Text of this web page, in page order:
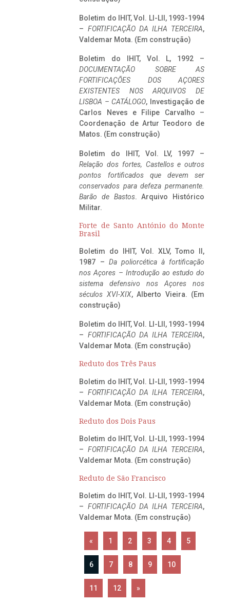
Boletim do IHIT, Vol. LI-LII, 1993-1994
– FORTIFICAÇÃO DA ILHA TERCEIRA,
Valdemar Mota. (Em construção)
Boletim do IHIT, Vol. L, 1992 –
DOCUMENTAÇÃO SOBRE AS
FORTIFICAÇÕES DOS AÇORES
EXISTENTES NOS ARQUIVOS DE
LISBOA – CATÁLOGO, Investigação de
Carlos Neves e Filipe Carvalho –
Coordenação de Artur Teodoro de
Matos. (Em construção)
Boletim do IHIT, Vol. LV, 1997 –
Relação dos fortes, Castellos e outros
pontos fortificados que devem ser
conservados para defeza permanente.
Barão de Bastos. Arquivo Histórico
Militar.
Forte de Santo António do Monte
Brasil
Boletim do IHIT, Vol. XLV, Tomo II,
1987 – Da poliorcética à fortificação
nos Açores – Introdução ao estudo do
sistema defensivo nos Açores nos
séculos XVI-XIX, Alberto Vieira. (Em
construção)
Boletim do IHIT, Vol. LI-LII, 1993-1994
– FORTIFICAÇÃO DA ILHA TERCEIRA,
Valdemar Mota. (Em construção)
Reduto dos Três Paus
Boletim do IHIT, Vol. LI-LII, 1993-1994
– FORTIFICAÇÃO DA ILHA TERCEIRA,
Valdemar Mota. (Em construção)
Reduto dos Dois Paus
Boletim do IHIT, Vol. LI-LII, 1993-1994
– FORTIFICAÇÃO DA ILHA TERCEIRA,
Valdemar Mota. (Em construção)
Reduto de São Francisco
Boletim do IHIT, Vol. LI-LII, 1993-1994
– FORTIFICAÇÃO DA ILHA TERCEIRA,
Valdemar Mota. (Em construção)
« 1 2 3 4 5
6 7 8 9 10
11 12 »